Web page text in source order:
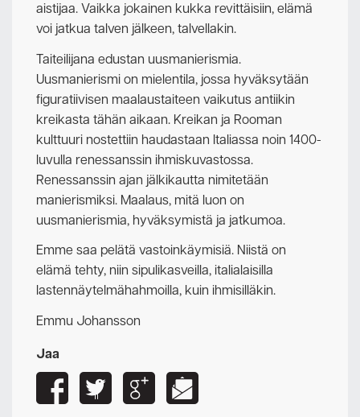
aistijaa. Vaikka jokainen kukka revittäisiin, elämä
voi jatkua talven jälkeen, talvellakin.
Taiteilijana edustan uusmanierismia.
Uusmanierismi on mielentila, jossa hyväksytään
figuratiivisen maalaustaiteen vaikutus antiikin
kreikasta tähän aikaan. Kreikan ja Rooman
kulttuuri nostettiin haudastaan Italiassa noin 1400-
luvulla renessanssin ihmiskuvastossa.
Renessanssin ajan jälkikautta nimitetään
manierismiksi. Maalaus, mitä luon on
uusmanierismia, hyväksymistä ja jatkumoa.
Emme saa pelätä vastoinkäymisiä. Niistä on
elämä tehty, niin sipulikasveilla, italialaisilla
lastennäytelmähahmoilla, kuin ihmisilläkin.
Emmu Johansson
Jaa